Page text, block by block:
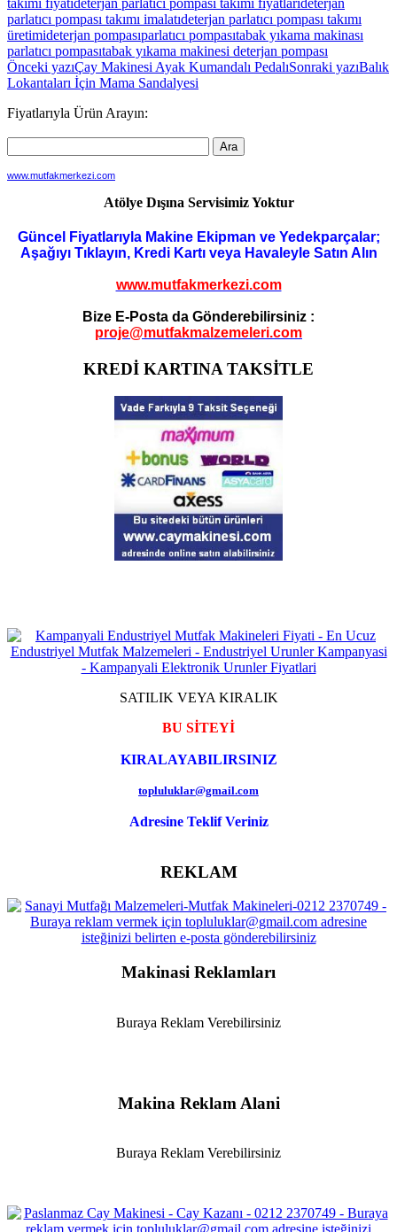
parlatıcı pompası takımı imalatıdeterjan parlatıcı pompası takımı
üretimideterjan pompasıparlatıcı pompasıtabak yıkama makinası
parlatıcı pompasıtabak yıkama makinesi deterjan pompası
Yazı
dolaşımı
Önceki yazıÇay Makinesi Ayak Kumandalı PedalıSonraki yazıBalık
Lokantaları İçin Mama Sandalyesi
Fiyatlarıyla Ürün Arayın:
www.mutfakmerkezi.com
Atölye Dışına Servisimiz Yoktur
Güncel Fiyatlarıyla Makine Ekipman ve Yedekparçalar;
Aşağıyı Tıklayın, Kredi Kartı veya Havaleyle Satın Alın
www.mutfakmerkezi.com
Bize E-Posta da Gönderebilirsiniz :
proje@mutfakmalzemeleri.com
KREDİ KARTINA TAKSİTLE
SATILIK VEYA KIRALIK
BU SİTEYİ
KIRALAYABILIRSINIZ
topluluklar@gmail.com
Adresine Teklif Veriniz
REKLAM
Makinasi Reklamları
Buraya Reklam Verebilirsiniz
Makina Reklam Alani
Buraya Reklam Verebilirsiniz